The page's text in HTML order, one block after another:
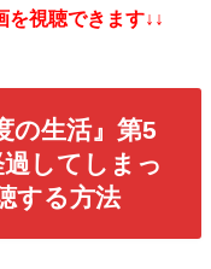
視聴できます↓↓
の生活』第5
してしまっ
する方法